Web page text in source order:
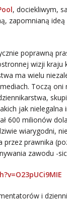
, dociekliwym,
zapomnianą
poprawną
wizji
ma wielu
Toczą oni
jak
600 milionów
wiarygodni,
przez prawnika
zawodu -
i